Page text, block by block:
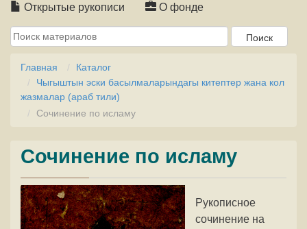
Открытые рукописи О фонде
Главная
Каталог
Чыгыштын эски басылмаларындагы китептер жана кол
жазмалар (араб тили)
Сочинение по исламу
Сочинение по исламу
Рукописное
сочинение на